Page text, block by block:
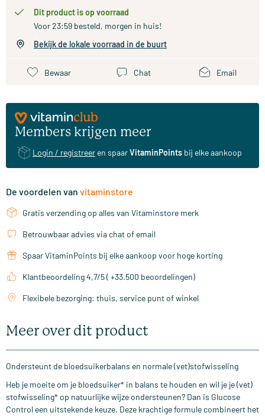
Dit product is op voorraad
Voor 23:59 besteld, morgen in huis!
Bekijk de lokale voorraad in de buurt
Bewaar Chat Email
Members krijgen meer
Login / registreer en spaarVitaminPoints bij elke aankoop
De voordelen van vitaminstore
Gratis verzending op alles van Vitaminstore merk
Betrouwbaar advies via chat of email
Spaar VitaminPoints bij elke aankoop voor hoge korting
Klantbeoordeling 4,7/5 ( +33.500 beoordelingen)
Flexibele bezorging: thuis, service punt of winkel
Meer over dit product
Ondersteunt de bloedsuikerbalans en normale (vet)stofwisseling
Heb je moeite om je bloedsuiker* in balans te houden en wil je je (vet)
stofwisseling* op natuurlijke wijze ondersteunen? Dan is Glucose
Control een uitstekende keuze. Deze krachtige formule combineert het